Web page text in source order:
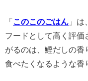
「 このこのごはん 」
フードとして高く評価
がるのは、鰹だしの香
食べたくなるような香